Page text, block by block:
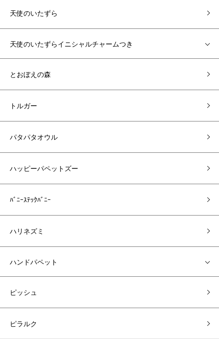
天使のいたずら
天使のいたずらイニシャルチャームつき
とおぼえの森
トルガー
パタパタオウル
ハッピーパペットズー
ﾊﾞﾆｰｽﾃｯｸﾊﾞﾆｰ
ハリネズミ
ハンドパペット
ピッシュ
ピラルク